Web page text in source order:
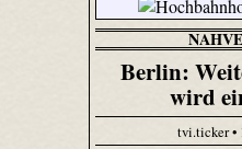
Berlin:
wird
tvi.ticker •